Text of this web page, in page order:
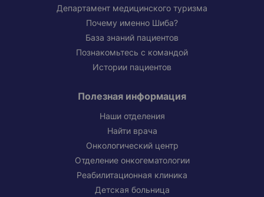
Департамент медицинского туризма
Почему именно Шиба?
База знаний пациентов
Познакомьтесь с командой
Истории пациентов
Полезная информация
Наши отделения
Найти врача
Онкологический центр
Отделение онкогематологии
Реабилитационная клиника
Детская больница